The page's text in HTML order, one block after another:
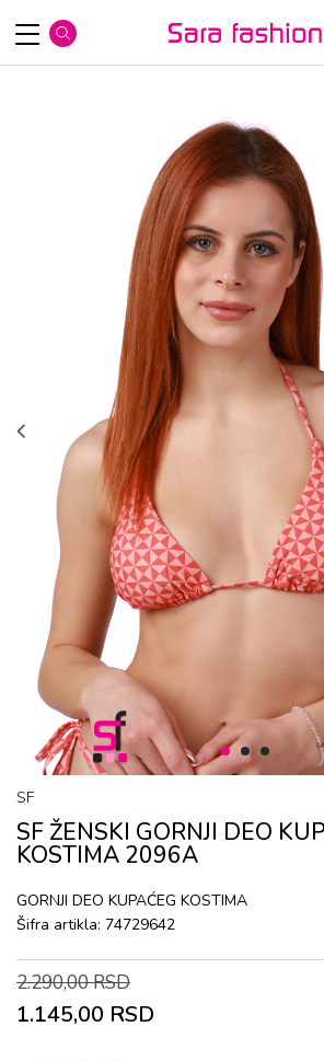
1 2 3
SF
SF ŽENSKI GORNJI DEO
KOSTIMA 2096A
GORNJI DEO KUPAĆEG KOSTIMA
Šifra artikla: 74729642
2.290,00RSD
1.145,00 RSD